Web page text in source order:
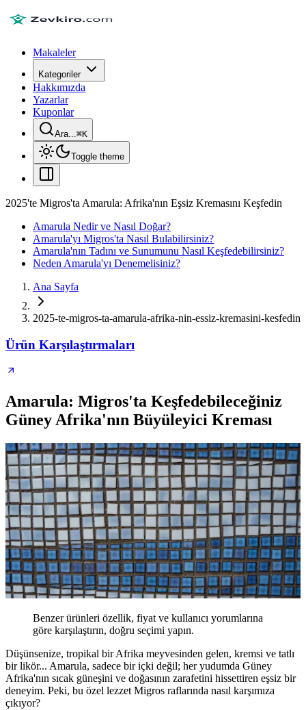
Makaleler
Kategoriler
Hakkımızda
Yazarlar
Kuponlar
Ara...⌘K
Toggle theme
2025'te Migros'ta Amarula: Afrika'nın Eşsiz Kremasını Keşfedin
Amarula Nedir ve Nasıl Doğar?
Amarula'yı Migros'ta Nasıl Bulabilirsiniz?
Amarula'nın Tadını ve Sunumunu Nasıl Keşfedebilirsiniz?
Neden Amarula'yı Denemelisiniz?
Ana Sayfa
2025-te-migros-ta-amarula-afrika-nin-essiz-kremasini-kesfedin
Ürün Karşılaştırmaları
Amarula: Migros'ta Keşfedebileceğiniz
Güney Afrika'nın Büyüleyici Kreması
Benzer ürünleri özellik, fiyat ve kullanıcı yorumlarına
göre karşılaştırın, doğru seçimi yapın.
Düşünsenize, tropikal bir Afrika meyvesinden gelen, kremsi ve tatlı
bir likör... Amarula, sadece bir içki değil; her yudumda Güney
Afrika'nın sıcak güneşini ve doğasının zarafetini hissettiren eşsiz bir
deneyim. Peki, bu özel lezzet Migros raflarında nasıl karşımıza
çıkıyor?